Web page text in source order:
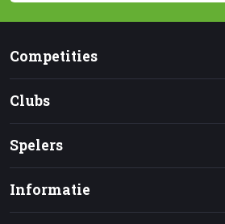
Competities
Clubs
Spelers
Informatie